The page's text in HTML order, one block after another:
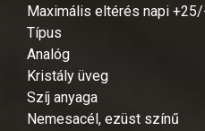
Maximális eltérés napi
Típus
Analóg
Kristály üveg
Szíj anyaga
Nemesacél, ezüst színű